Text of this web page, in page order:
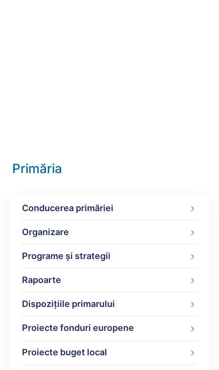
Primăria
Conducerea primăriei
Organizare
Programe şi strategii
Rapoarte
Dispoziţiile primarului
Proiecte fonduri europene
Proiecte buget local